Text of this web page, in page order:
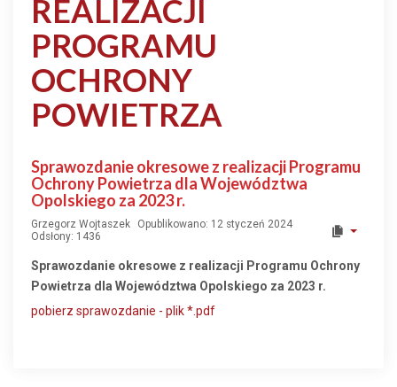
REALIZACJI
PROGRAMU
OCHRONY
POWIETRZA
Sprawozdanie okresowe z realizacji Programu
Ochrony Powietrza dla Województwa
Opolskiego za 2023 r.
Grzegorz Wojtaszek
Opublikowano: 12 styczeń 2024
Odsłony: 1436
Sprawozdanie okresowe z realizacji Programu Ochrony
Powietrza dla Województwa Opolskiego za 2023 r.
pobierz sprawozdanie - plik *.pdf